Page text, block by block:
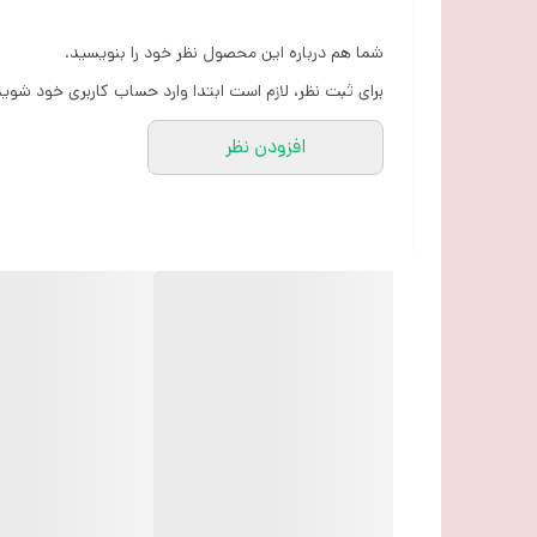
شما هم درباره این محصول نظر خود را بنویسید.
برای ثبت نظر، لازم است ابتدا وارد حساب کاربری خود
افزودن نظر